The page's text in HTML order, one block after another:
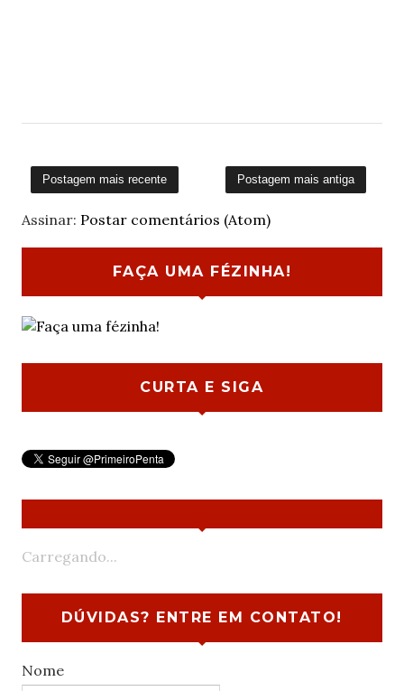
Postagem mais recente Postagem mais antiga
Assinar: Postar comentários (Atom)
FAÇA UMA FÉZINHA!
CURTA E SIGA
Carregando...
DÚVIDAS? ENTRE EM CONTATO!
Nome